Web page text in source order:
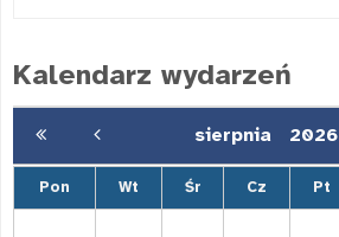
Kalendarz wydarzeń
sierpnia 2026
Pon Wt Śr Cz Pt